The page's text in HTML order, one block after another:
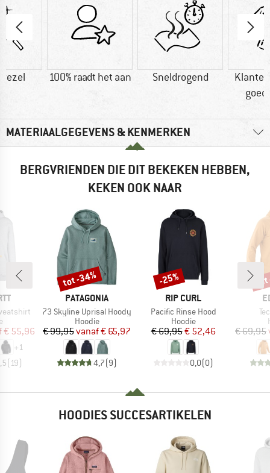
100% raadt het aan Sneldrogend
goed
MATERIAALGEGEVENS & KENMERKEN
BERGVRIENDEN DIE DIT BEKEKEN HEBBEN,
KEKEN OOK NAAR
prijs
€ 55,96
+1
(19)
MERK
PATAGONIA
Artikel
73 Skyline Uprisal Hoody
Productgroep
Hoodie
Prijs
€ 99,95 Verlaagde prijs
vanaf€ 65,97
4,7(9)
Korting
tot -34%
MERK
RIP CURL
Artikel
Pacific Rinse Hood
Productgroep
Hoodie
Prijs
€ 69,95Verlaagde prijs
€ 52,46
0,0(0)
Korting
-25%
€ 69,95
HOODIES SUCCESARTIKELEN